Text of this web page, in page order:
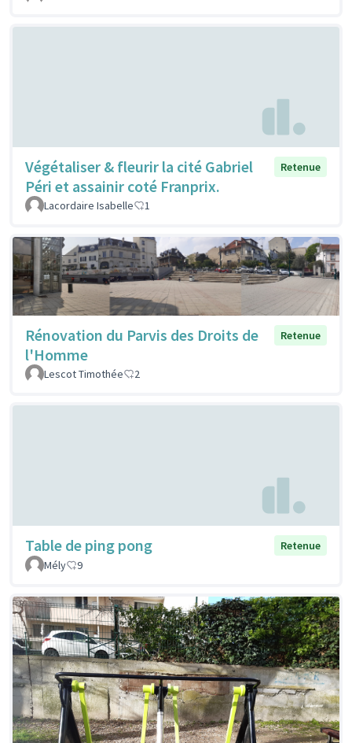
Végétaliser & fleurir la cité Gabriel
Péri et assainir coté Franprix.
Retenue
Lacordaire Isabelle 1
Rénovation du Parvis des Droits de
l'Homme
Retenue
Lescot Timothée 2
Table de ping pong
Retenue
Mély
9